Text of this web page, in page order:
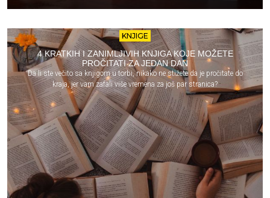
KNJIGE
4 KRATKIH I ZANIMLJIVIH KNJIGA KOJE MOŽETE
PROČITATI ZA JEDAN DAN
Da li ste večito sa knjigom u torbi, nikako ne stižete da je pročitate do
kraja, jer vam zafali više vremena za još par stranica?